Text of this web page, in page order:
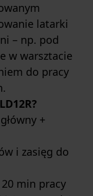
latarki
– np. pod
w warsztacie
do pracy
+
i zasięg do
min pracy